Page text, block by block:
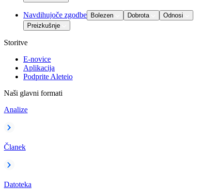
Navdihujoče zgodbe Bolezen Dobrota
Odnosi
Preizkušnje
Storitve
E-novice
Aplikacija
Podprite Aleteio
Naši glavni formati
Analize
Članek
Datoteka